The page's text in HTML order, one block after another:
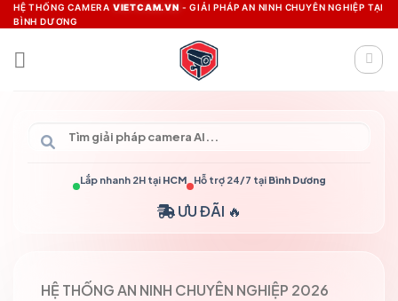
Skip
to
content
HỆ THỐNG CAMERA VIETCAM.VN - GIẢI PHÁP AN NINH CHUYÊN NGHIỆP TẠI
BÌNH DƯƠNG
Lắp nhanh 2H tại HCM Hỗ trợ 24/7 tại Bình Dương
ƯU ĐÃI 🔥
HỆ THỐNG AN NINH CHUYÊN NGHIỆP 2026